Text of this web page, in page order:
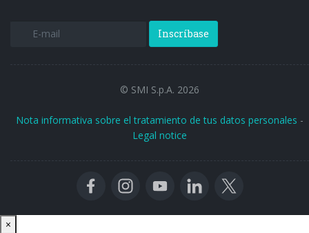
Inscríbase
© SMI S.p.A. 2026
Nota informativa sobre el tratamiento de tus datos personales -
Legal notice
×